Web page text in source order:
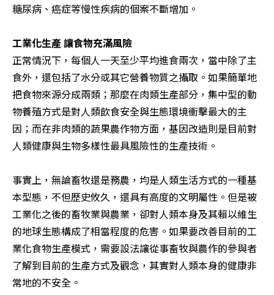
糖尿病、癌症等慢性疾病的個案不斷增加。
工業化生產 讓食物充滿風險
正常情況下，每個人一天至少平均進食兩次，當中除了主
食外，還包括了水分或其它營養物質之攝取。如果簡單地
把食物來源分成兩類；那麼在肉類生產部分，集中型的動
物養殖方式是對人類飲食安全與生態環境衝擊最大的主
因；而在非肉類的蔬果農作物方面，基因改造則是目前對
人類健康與生物多樣性最具風險性的生產技術。
事實上，無論畜牧還是務農，均是人類生活方式的一種基
本型態，不但歷史攸久，還具有高度的文明屬性。但是被
工業化之後的畜牧業與農業，卻對人類本身及其賴以維生
的地球生態構成了相當程度的危害。如果要改善目前的工
業化食物生產模式，需要設法讓從事畜牧與農作的參與者
了解到目前的生產方式及觀念，其實對人類本身的健康非
常地的不安全。